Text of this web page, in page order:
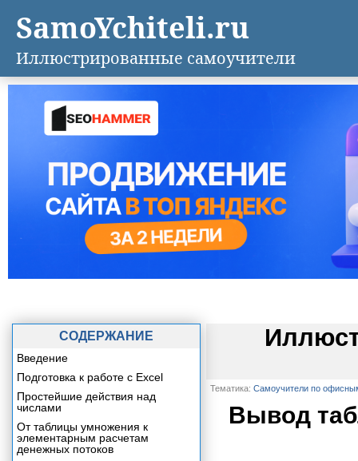
Тематика: Самоучители по
Вывод
СОДЕРЖАНИЕ
Введение
Подготовка к работе с Excel
Простейшие действия над
числами
От таблицы умножения к
элементарным расчетам
денежных потоков
SamoYchiteli.ru
Иллюстрированные самоучители